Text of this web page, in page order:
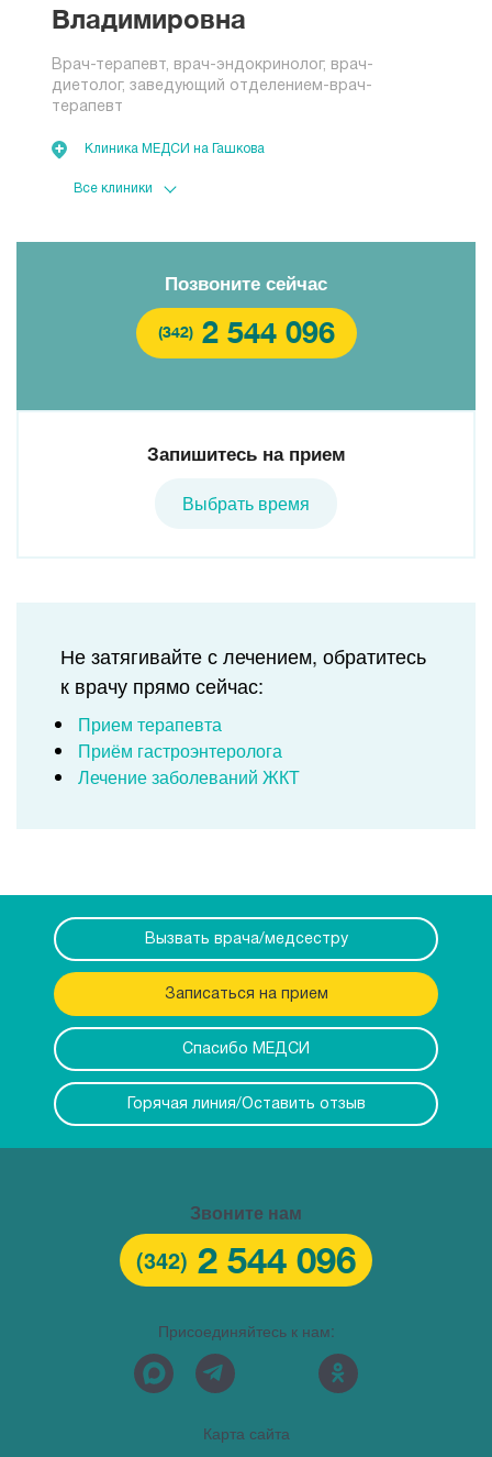
Владимировна
Врач-терапевт, врач-эндокринолог, врач-
диетолог, заведующий отделением-врач-
терапевт
Клиника МЕДСИ на Гашкова
Клиника МЕДСИ на Петропавловской 43
Позвоните сейчас
(342) 2 544 096
Запишитесь на прием
Выбрать время
Не затягивайте с лечением, обратитесь
к врачу прямо сейчас:
Прием терапевта
Приём гастроэнтеролога
Лечение заболеваний ЖКТ
Вызвать врача/медсестру
Записаться на прием
Спасибо МЕДСИ
Горячая линия/Оставить отзыв
Звоните нам
(342) 2 544 096
Присоединяйтесь к нам:
Карта сайта